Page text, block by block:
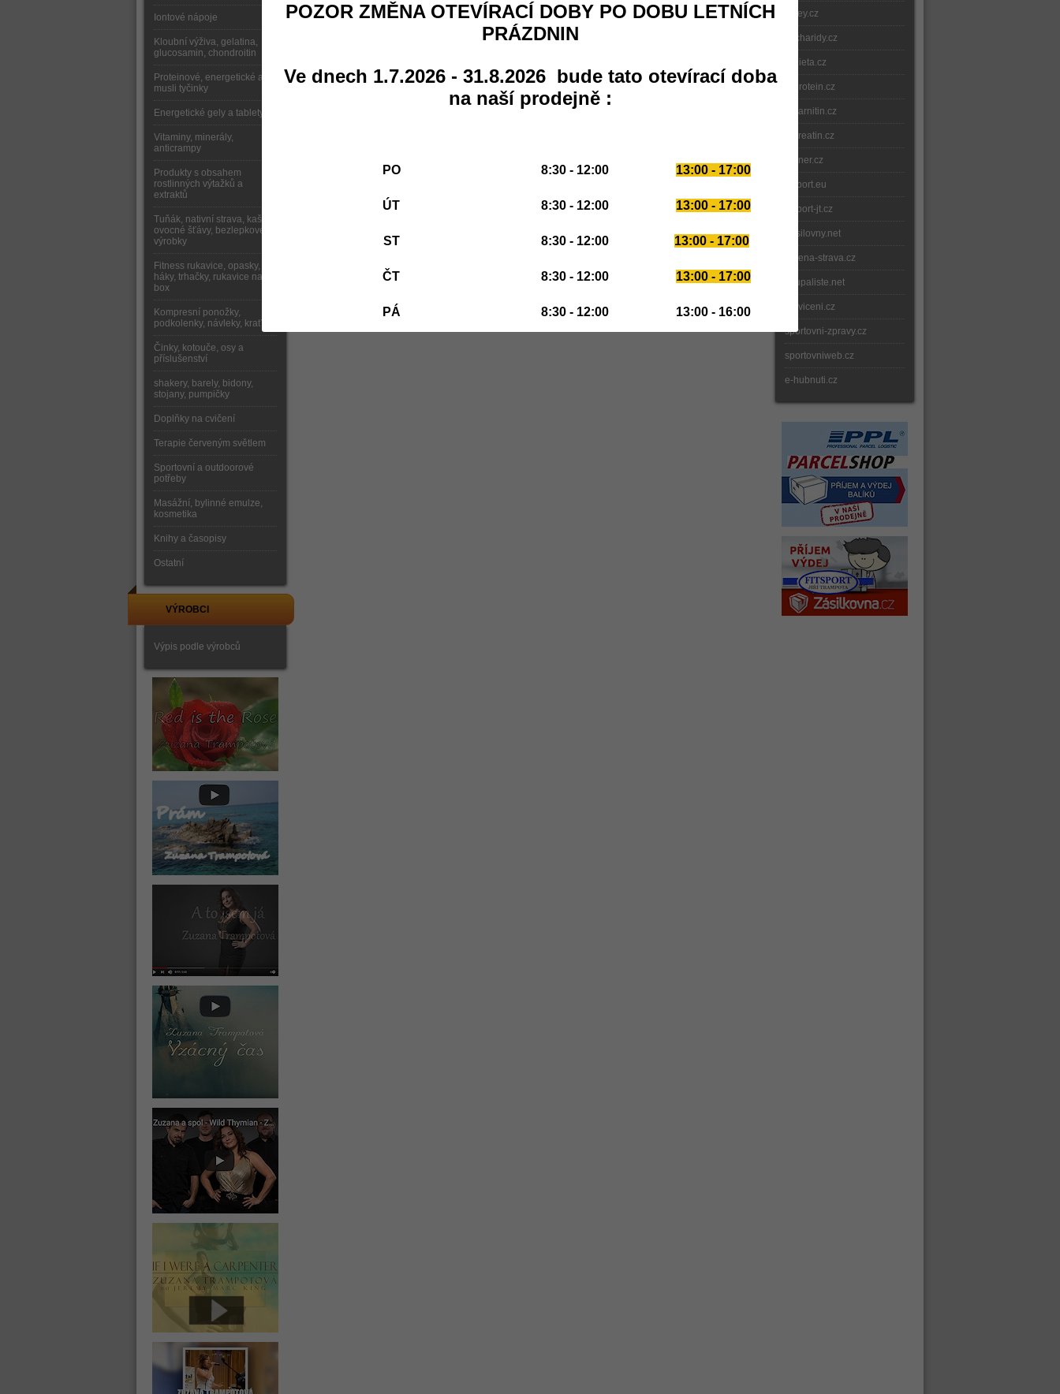
Iontové nápoje
Kloubní výživa, gelatina,
glucosamin, chondroitin
Proteinové, energetické a
musli tyčinky
Energetické gely a tablety
Vitaminy, minerály,
anticrampy
Produkty s obsahem
rostlinných výtažků a
extraktů
Tuňák, nativní strava, kaše,
ovocné šťávy, bezlepkové
výrobky
Fitness rukavice, opasky,
háky, trhačky, rukavice na
box
Kompresní ponožky,
podkolenky, návleky, kraťasy
Činky, kotouče, osy a
příslušenství
shakery, barely, bidony,
stojany, pumpičky
Doplňky na cvičení
Terapie červeným světlem
Sportovní a outdoorové
potřeby
Masážní, bylinné emulze,
kosmetika
Knihy a časopisy
Ostatní
VÝROBCI
Výpis podle výrobců
whey.cz
sacharidy.cz
e-dieta.cz
e-protein.cz
e-karnitin.cz
e-kreatin.cz
gainer.cz
fitsport.eu
fitsport-jt.cz
posilovny.net
delena-strava.cz
koupaliste.net
e-cviceni.cz
sportovni-zpravy.cz
sportovniweb.cz
e-hubnuti.cz
POZOR ZMĚNA OTEVÍRACÍ DOBY PO DOBU LETNÍCH
PRÁZDNIN
Ve dnech 1.7.2026 - 31.8.2026 bude tato otevírací doba
na naší prodejně :
PO 8:30 - 12:00 13:00 - 17:00
ÚT 8:30 - 12:00 13:00 - 17:00
ST 8:30 - 12:00 13:00 - 17:00
ČT 8:30 - 12:00 13:00 - 17:00
PÁ 8:30 - 12:00 13:00 - 16:00